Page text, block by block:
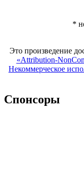
*
Это произведение
«Attribution-
Некоммерческое
Спонсоры